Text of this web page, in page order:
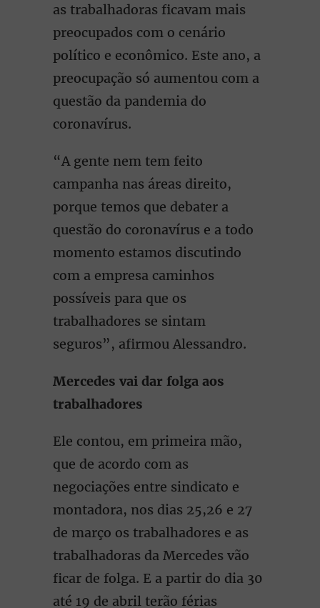
as trabalhadoras ficavam mais
preocupados com o cenário
político e econômico. Este ano, a
preocupação só aumentou com a
questão da pandemia do
coronavírus.
“A gente nem tem feito
campanha nas áreas direito,
porque temos que debater a
questão do coronavírus e a todo
momento estamos discutindo
com a empresa caminhos
possíveis para que os
trabalhadores se sintam
seguros”, afirmou Alessandro.
Mercedes vai dar folga aos
trabalhadores
Ele contou, em primeira mão,
que de acordo com as
negociações entre sindicato e
montadora, nos dias 25,26 e 27
de março os trabalhadores e as
trabalhadoras da Mercedes vão
ficar de folga. E a partir do dia 30
até 19 de abril terão férias